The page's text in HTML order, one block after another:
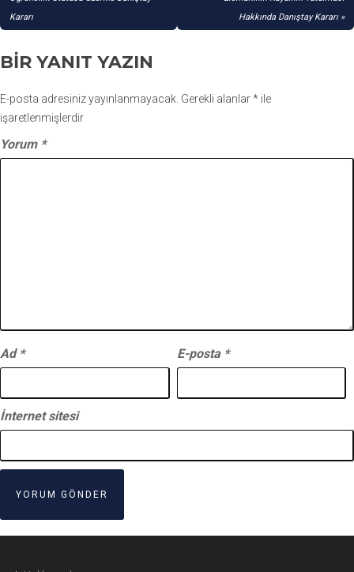
Kararı
Hakkında Danıştay Kararı
BIR YANIT YAZIN
E-posta adresiniz yayınlanmayacak. Gerekli alanlar* ile
işaretlenmişlerdir
Yorum *
Ad * E-posta *
İnternet sitesi